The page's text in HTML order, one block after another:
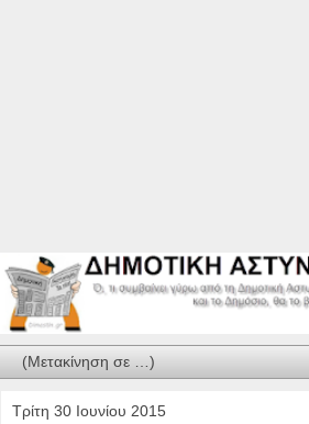
Τρίτη 30 Ιουνίου 2015